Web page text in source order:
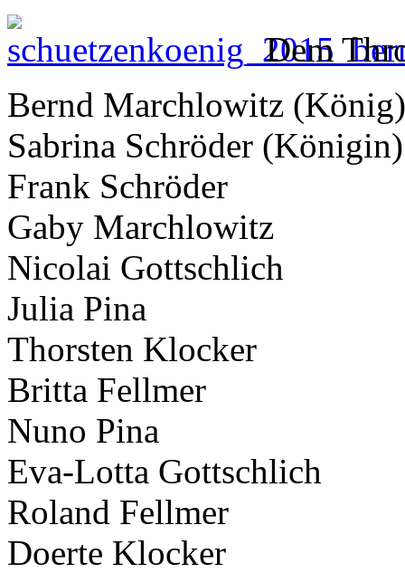
Dem
Bernd Marchlowitz (König)
Sabrina Schröder (Königin)
Frank Schröder
Gaby Marchlowitz
Nicolai Gottschlich
Julia Pina
Thorsten Klocker
Britta Fellmer
Nuno Pina
Eva-Lotta Gottschlich
Roland Fellmer
Doerte Klocker